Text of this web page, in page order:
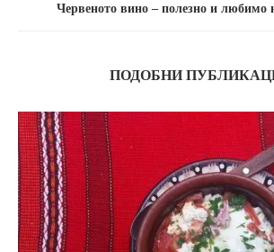
Червеното вино – полезно и любимо
ПОДОБНИ